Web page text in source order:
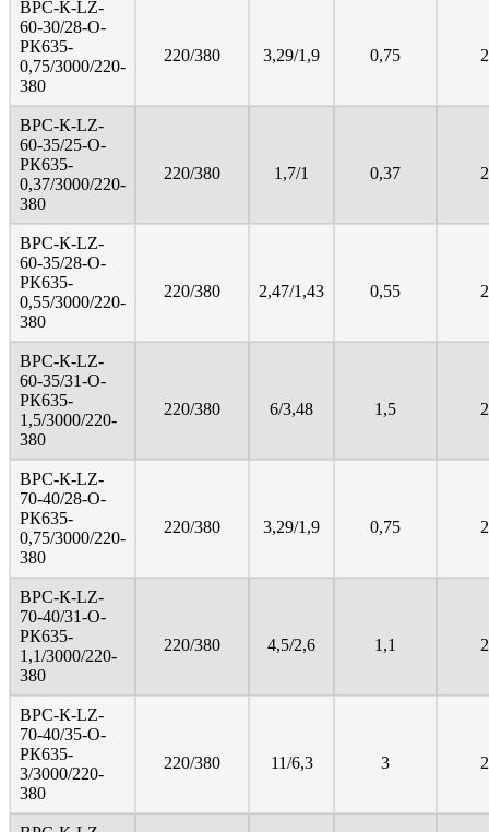
ВРС-К-LZ-
60-30/28-О-
РК635-
0,75/3000/220-
380
220/380 3,29/1,9 0,75
ВРС-К-LZ-
60-35/25-О-
РК635-
0,37/3000/220-
380
220/380 1,7/1 0,37
ВРС-К-LZ-
60-35/28-О-
РК635-
0,55/3000/220-
380
220/380 2,47/1,43 0,55
ВРС-К-LZ-
60-35/31-О-
РК635-
1,5/3000/220-
380
220/380 6/3,48 1,5
ВРС-К-LZ-
70-40/28-О-
РК635-
0,75/3000/220-
380
220/380 3,29/1,9 0,75
ВРС-К-LZ-
70-40/31-О-
РК635-
1,1/3000/220-
380
220/380 4,5/2,6 1,1
ВРС-К-LZ-
70-40/35-О-
РК635-
3/3000/220-
380
220/380 11/6,3 3